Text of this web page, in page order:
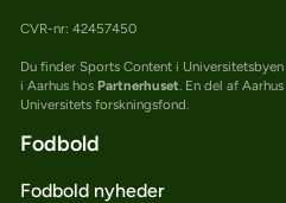
CVR-nr: 42457450
Du finder Sports Content i Universitetsbyen
i Aarhus hos Partnerhuset. En del af Aarhus
Universitets forskningsfond.
Fodbold
Fodbold nyheder